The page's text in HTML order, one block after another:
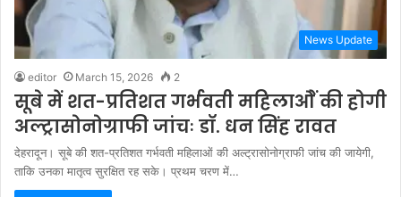
News Update
editor March 15, 2026 2
सूबे में शत-प्रतिशत गर्भवती महिलाओें की होगी
अल्ट्रासोनोग्राफी जांचः डॉ. धन सिंह रावत
देहरादून। सूबे की शत-प्रतिशत गर्भवती महिलाओं की अल्ट्रासोनोग्राफी जांच की जायेगी,
ताकि उनका मातृत्व सुरक्षित रह सके। प्रथम चरण में…